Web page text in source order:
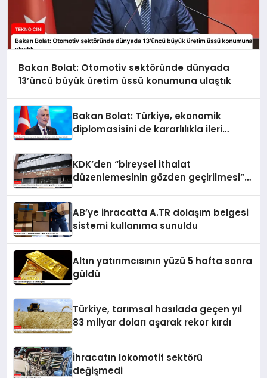
Bakan Bolat: Otomotiv sektöründe dünyada
13’üncü büyük üretim üssü konumuna ulaştık
Bakan Bolat: Türkiye, ekonomik
diplomasisini de kararlılıkla ileri
KDK’den “bireysel ithalat
düzenlemesinin gözden geçirilmesi”
AB’ye ihracatta A.TR dolaşım belgesi
sistemi kullanıma sunuldu
Altın yatırımcısının yüzü 5 hafta sonra
güldü
Türkiye, tarımsal hasılada geçen yıl
83 milyar doları aşarak rekor kırdı
İhracatın lokomotif sektörü
değişmedi